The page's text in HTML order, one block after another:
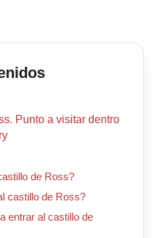
Punto a visitar dentro
de Ross?
castillo de Ross?
entrar al castillo de